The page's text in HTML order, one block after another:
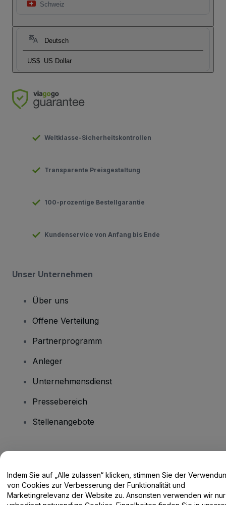
Schweiz
Deutsch
US$ US Dollar
Weltklasse-Sicherheitskontrollen
Transparente Preisgestaltung
100-prozentige Bestellgarantie
Kundenservice von Anfang bis Ende
Unser Unternehmen
Über uns
Offene Verteilung
Partnerprogramm
Anleger
Unternehmensdienst
Pressebereich
Stellenangebote
Hilfe-Center / Kontakt
Indem Sie auf „Alle zulassen“ klicken, stimmen Sie der
von Cookies zur Verbesserung der Funktionalität und
Marketingrelevanz der Website zu. Ansonsten verwenden wir nur